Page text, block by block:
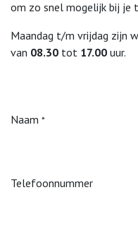
om zo snel mogelijk bij je
Maandag t/m vrijdag zijn
van 08.30 tot 17.00 uur.
Naam *
Telefoonnummer